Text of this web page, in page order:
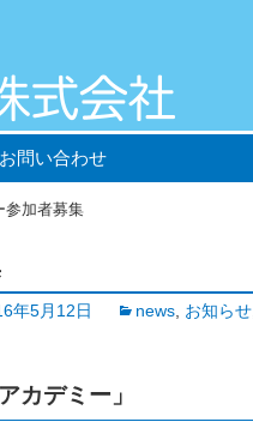
お問い合わせ
参加者募集
年5月12日 news お知らせ
カデミー」